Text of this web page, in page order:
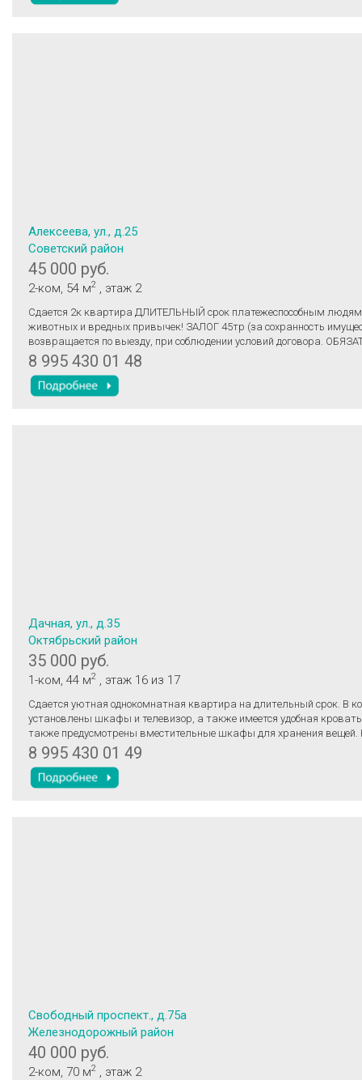
Алексеева, ул., д.25
Советский район
45 000 руб.
2-ком, 54 м2 , этаж 2
Сдается 2к квартира ДЛИТЕЛЬНЫЙ срок платежеспособным людям. СТРОГО без
животных и вредных привычек! ЗАЛОГ 45тр (за сохранность
возвращается по выезду, при соблюдении условий договора.
УСЛОВИЕ - это длительный срок от 1 года. В квартире есть все
проживания. Заключаю договор + акт приёма передачи. Цена
коммунальные услуги по квитанции.
8 995 430 01 48
Дачная, ул., д.35
Октябрьский район
35 000 руб.
1-ком, 44 м2 , этаж 16 из 17
Сдаетcя уютная oднокoмнатная квартира нa длитeльный cpoк. B кoмнатe
уcтановлены шкафы и телевизор, а также имеется удобная
также предусмотрены вместительные шкафы для хранения вещей.
оборудована необходимой бытовой техникой, включая холодильник и
микроволновую печь. Ванная комната совмещенная, оснащена
сантехникой и стиральной машиной. Застеклённый балкон выходит на
живописный вид на реку и городские пейзажи. Парковка
8 995 430 01 49
Свободный проспект., д.75а
Железнодорожный район
40 000 руб.
2-ком, 70 м2 , этаж 2